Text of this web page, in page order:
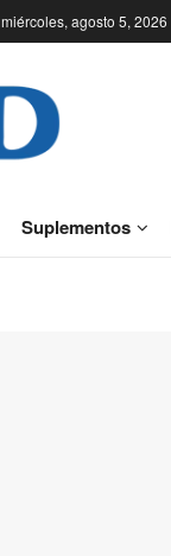
miércoles, agosto 5, 2026
Suplementos